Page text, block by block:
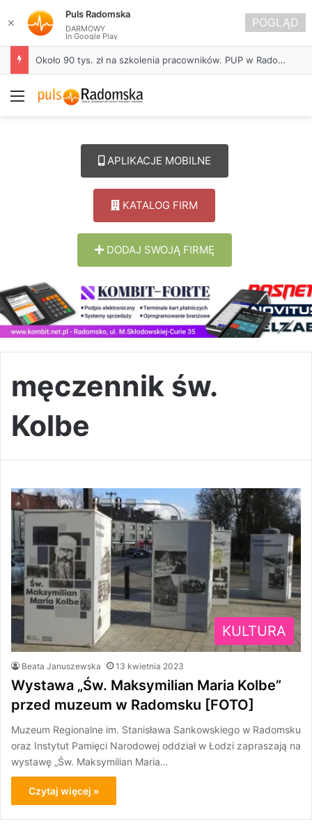
Około 90 tys. zł na szkolenia pracowników. PUP w Radomsku ogłasza nabór wniosków
Menu
APLIKACJE MOBILNE
KATALOG FIRM
DODAJ SWOJĄ FIRMĘ
męczennik św.
Kolbe
KULTURA
Beata Januszewska 13 kwietnia 2023
Wystawa „Św. Maksymilian Maria Kolbe”
przed muzeum w Radomsku [FOTO]
Muzeum Regionalne im. Stanisława Sankowskiego w Radomsku
oraz Instytut Pamięci Narodowej oddział w Łodzi zapraszają na
wystawę „Św. Maksymilian Maria…
Czytaj więcej »
✕
Puls Radomska
DARMOWY
In Google Play
POGLĄD